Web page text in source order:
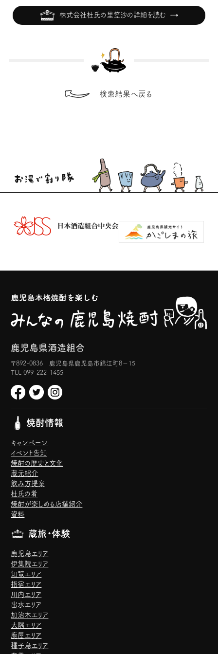
株式会社杜氏の里笠沙の詳細を読む
検索結果へ戻る
鹿児島県酒造組合
〒892-0836 鹿児島県鹿児島市錦江町8−15
TEL 099-222-1455
焼酎情報
キャンペーン
イベント告知
焼酎の歴史と文化
蔵元紹介
飲み方提案
杜氏の肴
焼酎が楽しめる店舗紹介
資料
蔵旅・体験
鹿児島エリア
伊集院エリア
知覧エリア
指宿エリア
川内エリア
出水エリア
加治木エリア
大隅エリア
鹿屋エリア
種子島エリア